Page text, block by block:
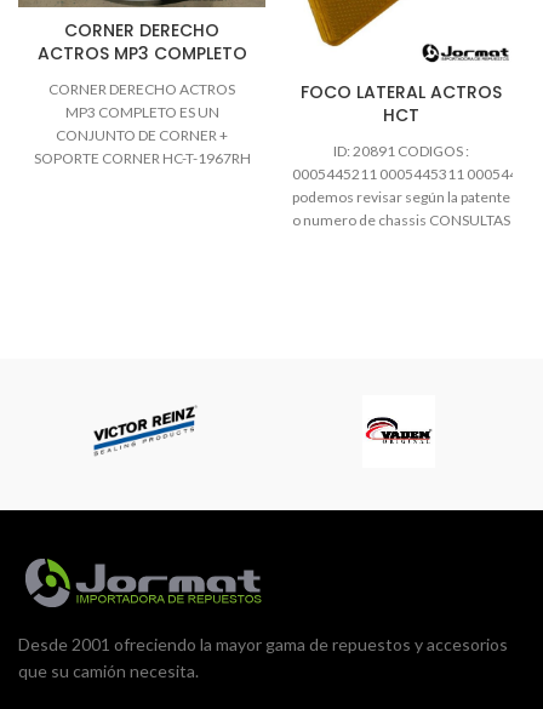
CORNER DERECHO
ACTROS MP3 COMPLETO
CORNER DERECHO ACTROS
MP3 COMPLETO ES UN
CONJUNTO DE CORNER +
SOPORTE CORNER HC-T-1967RH
FOCO LATERAL ACTROS
HCT
ID: 20891 CODIGOS :
0005445211 0005445311
podemos revisar según la patente
o numero de chassis CONSULTAS
Desde 2001 ofreciendo la mayor gama de repuestos y accesorios
que su camión necesita.